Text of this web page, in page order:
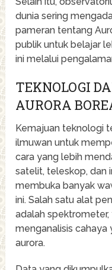
dunia sering
pameran tentang
publik untuk belajar
ini melalui
TEKNOLOGI
AURORA
Kemajuan teknologi
ilmuwan untuk
cara yang lebih
satelit, teleskop, dan
membuka banyak
ini. Salah satu alat
adalah
menganalisis cahaya
aurora.